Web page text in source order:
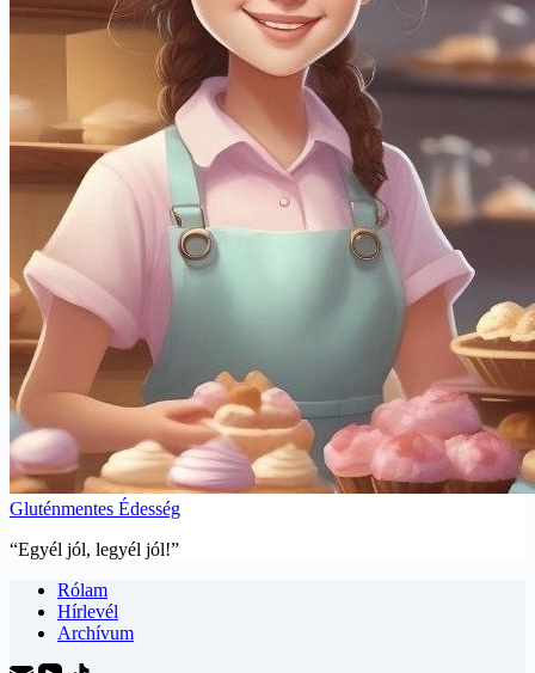
Gluténmentes Édesség
“Egyél jól, legyél jól!”
Rólam
Hírlevél
Archívum